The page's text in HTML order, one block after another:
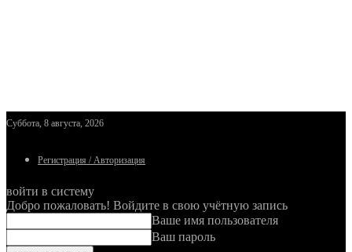
Суббота, 8 августа, 2026
Регистрация / Авторизация
войти в систему
Добро пожаловать! Войдите в свою учётную запись
Ваше имя пользователя
Ваш пароль